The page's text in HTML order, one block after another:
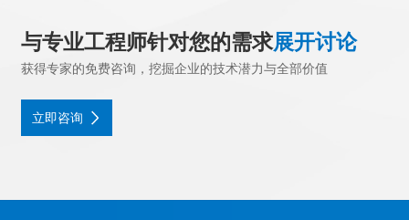
与专业工程师针对您的需求展开讨论
获得专家的免费咨询，挖掘企业的技术潜力与全部价值
立即咨询